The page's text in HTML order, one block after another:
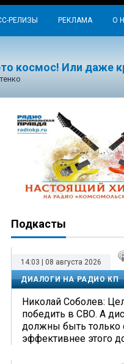
РЕЛИЗЫ РЕКЛАМА О
космос! Или даже
Подкасты
14:03 | 08 августа 2026
ДИАЛОГИ НА РАДИО КП
Николай Соболев:
победить в СВО. А
должны быть только
эффективнее этого